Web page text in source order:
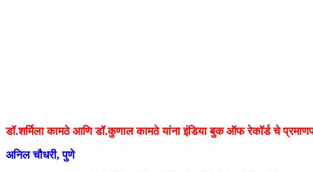
डॉ.शर्मिला कामठे आणि डॉ.कुणाल कामठे यांना इंडिया बुक ऑफ रेकॉर्ड चे
अनिल चौधरी, पुणे